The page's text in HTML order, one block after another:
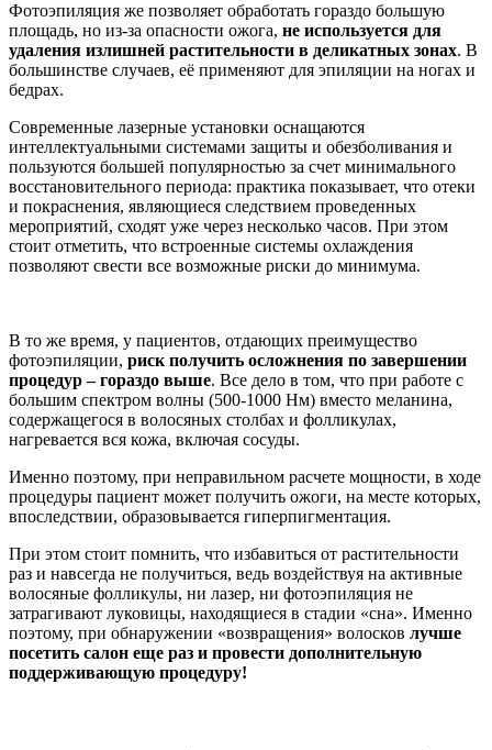
Фотоэпиляция же позволяет обработать гораздо большую
площадь, но из-за опасности ожога, не используется для
удаления излишней растительности в деликатных зонах. В
большинстве случаев, её применяют для эпиляции на ногах и
бедрах.
Современные лазерные установки оснащаются
интеллектуальными системами защиты и обезболивания и
пользуются большей популярностью за счет минимального
восстановительного периода: практика показывает, что отеки
и покраснения, являющиеся следствием проведенных
мероприятий, сходят уже через несколько часов. При этом
стоит отметить, что встроенные системы охлаждения
позволяют свести все возможные риски до минимума.
В то же время, у пациентов, отдающих преимущество
фотоэпиляции, риск получить осложнения по завершении
процедур – гораздо выше. Все дело в том, что при работе с
большим спектром волны (500-1000 Нм) вместо меланина,
содержащегося в волосяных столбах и фолликулах,
нагревается вся кожа, включая сосуды.
Именно поэтому, при неправильном расчете мощности, в ходе
процедуры пациент может получить ожоги, на месте которых,
впоследствии, образовывается гиперпигментация.
При этом стоит помнить, что избавиться от растительности
раз и навсегда не получиться, ведь воздействуя на активные
волосяные фолликулы, ни лазер, ни фотоэпиляция не
затрагивают луковицы, находящиеся в стадии «сна». Именно
поэтому, при обнаружении «возвращения» волосков лучше
посетить салон еще раз и провести дополнительную
поддерживающую процедуру!